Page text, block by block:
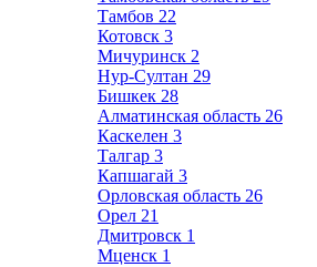
Тамбов 22
Котовск 3
Мичуринск 2
Нур-Султан 29
Бишкек 28
Алматинская область 26
Каскелен 3
Талгар 3
Капшагай 3
Орловская область 26
Орел 21
Дмитровск 1
Мценск 1